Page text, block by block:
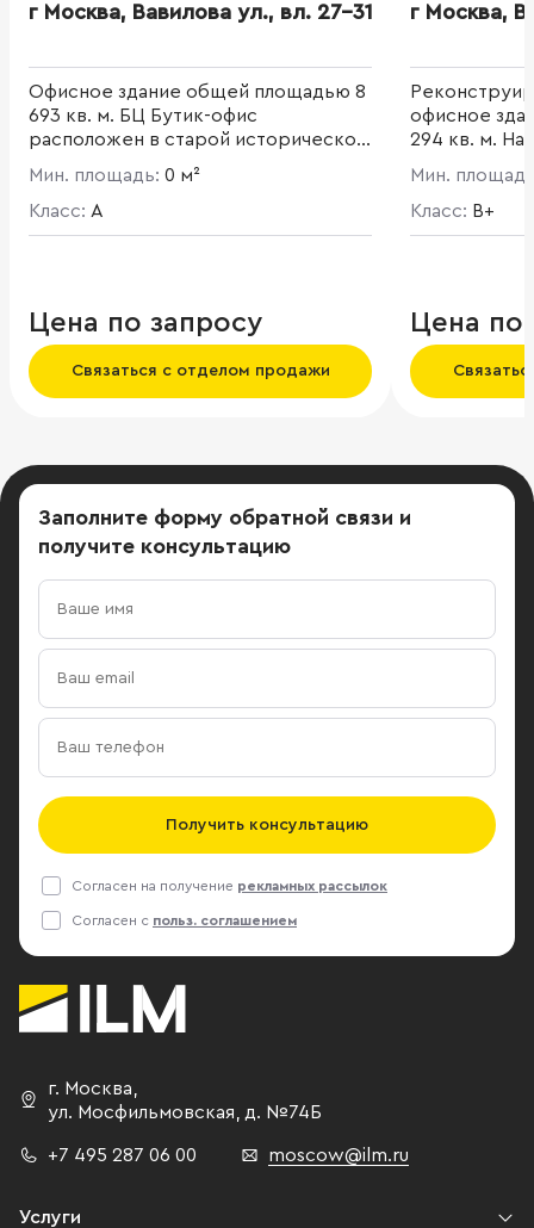
г Москва, Вавилова ул., вл. 27-31
Офисное здание общей площадью 8
693 кв. м. БЦ Бутик-офис
расположен в старой исторической
части города, в элитном квартале
"Золотая Миля". Офисная часть 1-5
этажи. VIP-зона с террасой
расположена на 6 этаже. Площадь
Мин. площадь: 0 м²
Класс: A
Цена по запросу
Связаться с отделом продажи
г Москва,
офисное
294 кв. м. На
кафе,
Мин.
Класс: B+
Цена по
Заполните форму обратной связи и
получите консультацию
Получить консультацию
Согласен на получение рекламных рассылок
Согласен с польз. соглашением
г. Москва,
ул. Мосфильмовская, д. №74Б
+7 495 287 06 00 moscow@ilm.ru
Услуги